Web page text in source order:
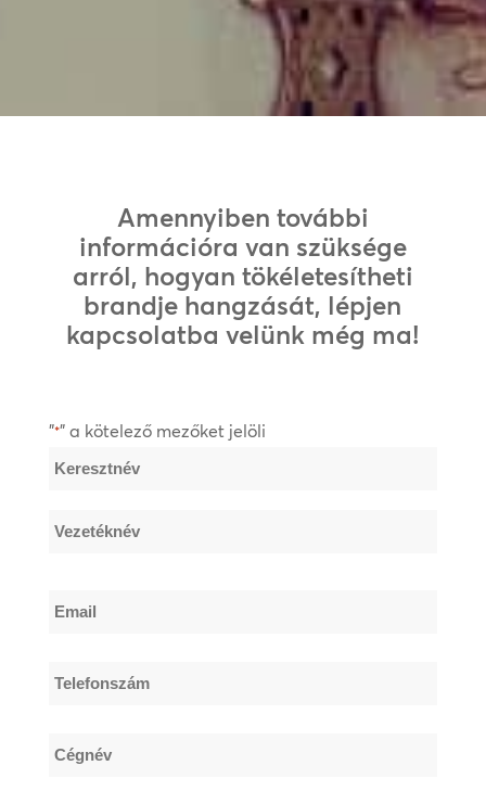
Amennyiben további
információra van szüksége
arról, hogyan tökéletesítheti
brandje hangzását, lépjen
kapcsolatba velünk még ma!
"*" a kötelező mezőket jelöli
Név
Keresztnév
Email
Telefonszám
Cégnév